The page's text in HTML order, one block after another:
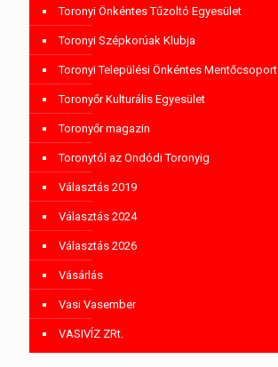
Toronyi Önkéntes Tűzoltó Egyesület
Toronyi Szépkorúak Klubja
Toronyi Települési Önkéntes Mentőcsoport
Toronyőr Kulturális Egyesület
Toronyőr magazin
Toronytól az Ondódi Toronyig
Választás 2019
Választás 2024
Választás 2026
Vásárlás
Vasi Vasember
VASIVÍZ ZRt.